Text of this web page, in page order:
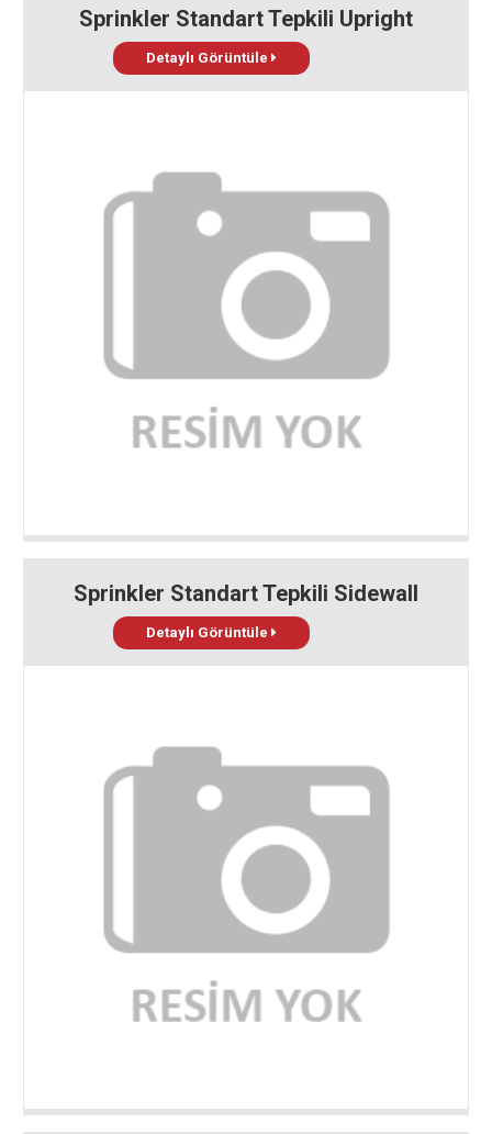
Sprinkler Standart Tepkili Upright
Detaylı Görüntüle
Sprinkler Standart Tepkili Sidewall
Detaylı Görüntüle